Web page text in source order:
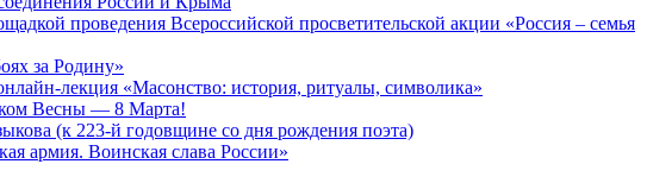
проведения Всероссийской просветительской акции «Россия – семья
за Родину»
лекция «Масонство: история, ритуалы, символика»
Весны — 8 Марта!
(к 223-й годовщине со дня рождения поэта)
армия. Воинская слава России»